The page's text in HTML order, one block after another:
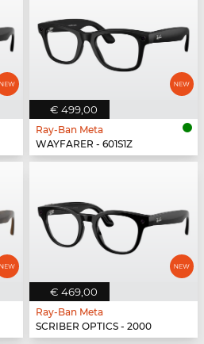
€ 499,00
Ray-Ban Meta
WAYFARER - 601S1Z
€ 469,00
Ray-Ban Meta
SCRIBER OPTICS - 2000